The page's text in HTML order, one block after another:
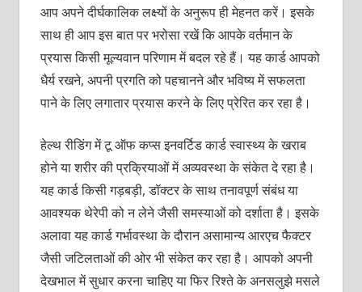
आप अपने दीर्घकालिक लक्ष्‍यों के अनुरूप ही मेहनत करें। इसके
साथ ही आप इस बात पर भरोसा रखें कि आपके वर्तमान के
प्रयास किसी मूल्‍यवान परिणाम में बदल रहे हैं। यह कार्ड आपको
धैर्य रखने, अपनी प्रगति को पहचानने और भविष्‍य में सफलता
पाने के लिए लगातार प्रयास करने के लिए प्रेरित कर रहा है।
हेल्‍थ रीडिंग में टू ऑफ कप्‍स इनवर्टिड कार्ड स्‍वास्‍थ्‍य के खराब
होने या शरीर की प्रक्रियाओं में अव्‍यवस्‍था के संकेत दे रहा है।
यह कार्ड किसी गड़बड़ी, डॉक्‍टर के साथ तनावपूर्ण संबंध या
आवश्‍यक थेरेपी को न लेने जैसी समस्‍याओं को दर्शाता है। इसके
अलावा यह कार्ड गर्भावस्‍था के दौरान असामान्‍य आरएच फैक्‍टर
जैसी जटिलताओं की ओर भी संकेत कर रहा है। आपको अपनी
देखभाल में सुधार करना चाहिए या फिर रिश्‍ते के अनसलुझे मसले